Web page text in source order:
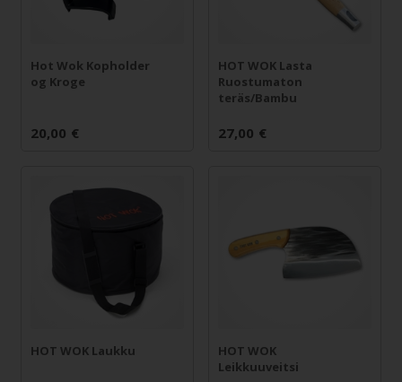
Hot Wok Kopholder
og Kroge
20,00 €
HOT WOK Lasta
Ruostumaton
teräs/Bambu
27,00 €
HOT WOK Laukku
HOT WOK
Leikkuuveitsi